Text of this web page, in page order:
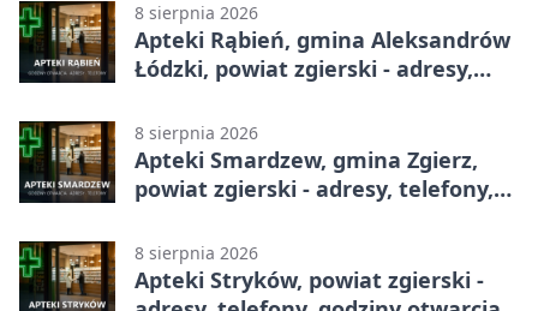
8 sierpnia 2026
Apteki Rąbień, gmina Aleksandrów
Łódzki, powiat zgierski - adresy,
8 sierpnia 2026
Apteki Smardzew, gmina Zgierz,
powiat zgierski - adresy, telefony,
8 sierpnia 2026
Apteki Stryków, powiat zgierski -